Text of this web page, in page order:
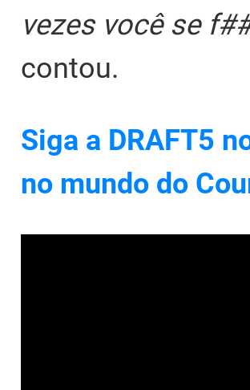
vezes você se
contou.
Siga a DRAFT5
no mundo do